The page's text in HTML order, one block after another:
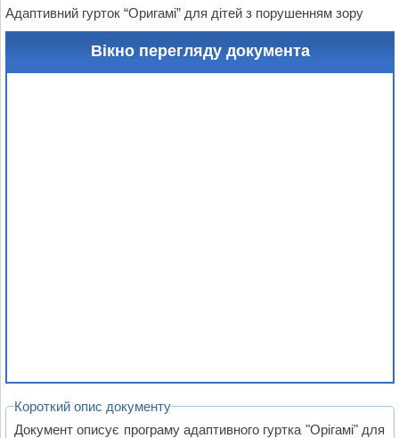
Адаптивний гурток “Оригамі” для дітей з порушенням зору
Вікно перегляду документа
Короткий опис документу
Документ описує програму адаптивного гуртка "Орігамі" для